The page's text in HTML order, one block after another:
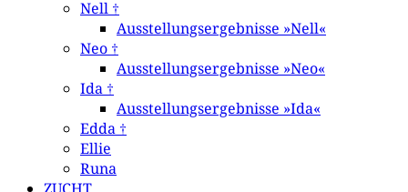
Nell †
Ausstellungsergebnisse »Nell«
Neo †
Ausstellungsergebnisse »Neo«
Ida †
Ausstellungsergebnisse »Ida«
Edda †
Ellie
Runa